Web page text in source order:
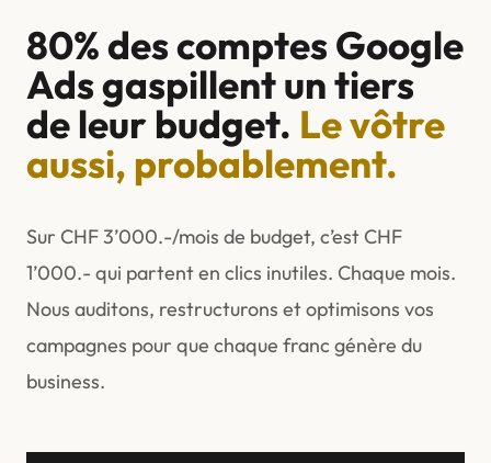
80% des comptes Google
Ads gaspillent un tiers
de leur budget. Le vôtre
aussi, probablement.
Sur CHF 3’000.-/mois de budget, c’est CHF
1’000.- qui partent en clics inutiles. Chaque mois.
Nous auditons, restructurons et optimisons vos
campagnes pour que chaque franc génère du
business.